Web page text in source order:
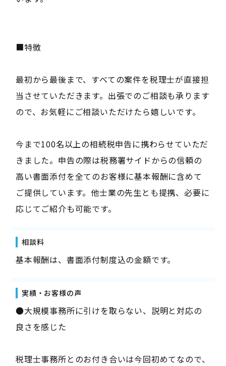
■特徴
最初から最後まで、すべての案件を税理士が直接担
当させていただきます。出張でのご相談も承ります
ので、お気軽にご相談いただけたら嬉しいです。
今まで100名以上の相続税申告に携わらせていただ
きました。申告の際は税務署サイドからの信頼の
高い書面添付を全てのお客様に基本報酬に含めて
ご提供しています。他士業の先生とも提携、必要に
応じてご紹介も可能です。
相談料
基本報酬は、書面添付制度込の金額です。
実績・お客様の声
●大規模事務所に引けを取らない、説明と対応の
良さを感じた
税理士事務所とのお付き合いは今回初めてなので、